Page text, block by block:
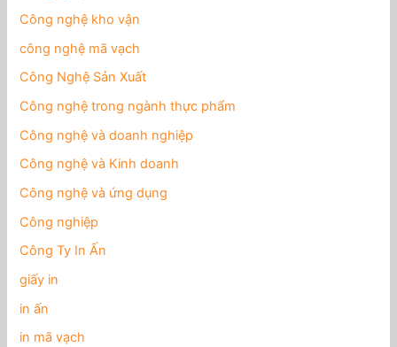
Công nghệ kho vận
công nghệ mã vạch
Công Nghệ Sản Xuất
Công nghệ trong ngành thực phẩm
Công nghệ và doanh nghiệp
Công nghệ và Kinh doanh
Công nghệ và ứng dụng
Công nghiệp
Công Ty In Ấn
giấy in
in ấn
in mã vạch